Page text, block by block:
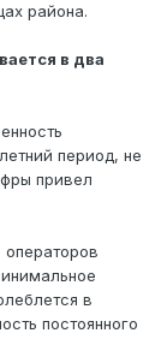
района.
в два
период, не
привел
в
постоянного